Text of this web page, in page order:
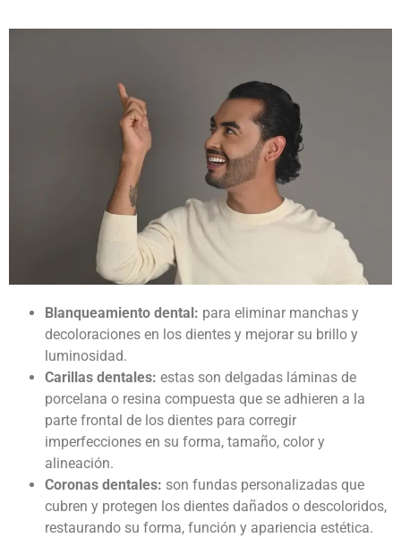
Blanqueamiento dental: para eliminar manchas y
decoloraciones en los dientes y mejorar su brillo y
luminosidad.
Carillas dentales: estas son delgadas láminas de
porcelana o resina compuesta que se adhieren a la
parte frontal de los dientes para corregir
imperfecciones en su forma, tamaño, color y
alineación.
Coronas dentales: son fundas personalizadas que
cubren y protegen los dientes dañados o descoloridos,
restaurando su forma, función y apariencia estética.